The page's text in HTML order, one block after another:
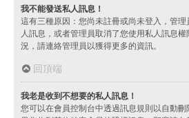
我不能發送私人訊息！
這有三種原因：您尚未註冊或尚未登入，管
人訊息，或者管理員取消了您使用私人訊息
況，請連絡管理員以獲得更多的資訊。
回頂端
我老是收到不想要的私人訊息！
您可以在會員控制台中透過訊息規則以自動